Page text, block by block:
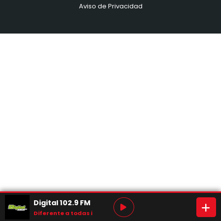
Aviso de Privacidad
Digital 102.9 FM
Diferente a todas igual a ti